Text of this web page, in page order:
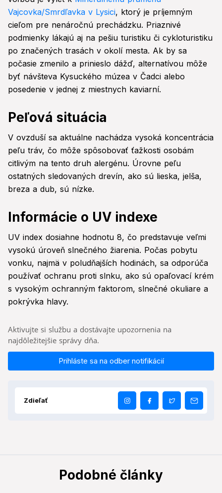
Vajcovka/Smrdľavka v Lysici, ktorý je príjemným
cieľom pre nenáročnú prechádzku. Priaznivé
podmienky lákajú aj na pešiu turistiku či cykloturistiku
po značených trasách v okolí mesta. Ak by sa
počasie zmenilo a prinieslo dážď, alternatívou môže
byť návšteva Kysuckého múzea v Čadci alebo
posedenie v jednej z miestnych kaviarní.
Peľová situácia
V ovzduší sa aktuálne nachádza vysoká koncentrácia
peľu tráv, čo môže spôsobovať ťažkosti osobám
citlivým na tento druh alergénu. Úrovne peľu
ostatných sledovaných drevín, ako sú lieska, jelša,
breza a dub, sú nízke.
Informácie o UV indexe
UV index dosiahne hodnotu 8, čo predstavuje veľmi
vysokú úroveň slnečného žiarenia. Počas pobytu
vonku, najmä v poludňajších hodinách, sa odporúča
používať ochranu proti slnku, ako sú opaľovací krém
s vysokým ochranným faktorom, slnečné okuliare a
pokrývka hlavy.
Aktivujte si službu a dostávajte upozornenia na
najdôležitejšie správy dňa.
Prihláste sa na odber notifikácií
Zdieľať
Podobné články